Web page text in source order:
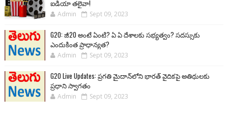
ఐడియా తలైవా!
Admin Sept 09, 2023
G20: జీ20 అంటే ఏంటి? ఏ ఏ దేశాలకు సభ్యత్వం? సదస్సుకు
ఎందుకింత ప్రాధాన్యత?
Admin Sept 09, 2023
G20 Live Updates: ప్రగతి మైదాన్‌లోని భారత్ వైదికపై అతిథులకు
ప్రధాని స్వాగతం
Admin Sept 09, 2023